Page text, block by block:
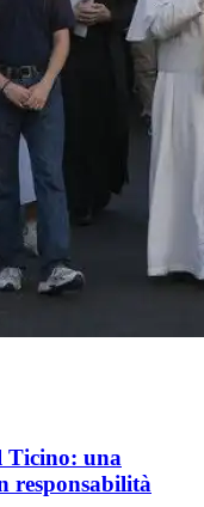
Ticino: una
responsabilità